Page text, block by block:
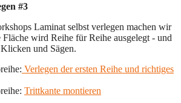
#3
Laminat selbst verlegen machen wir
wird Reihe für Reihe ausgelegt - und
und Sägen.
Verlegen der ersten Reihe und richtiges
Trittkante montieren